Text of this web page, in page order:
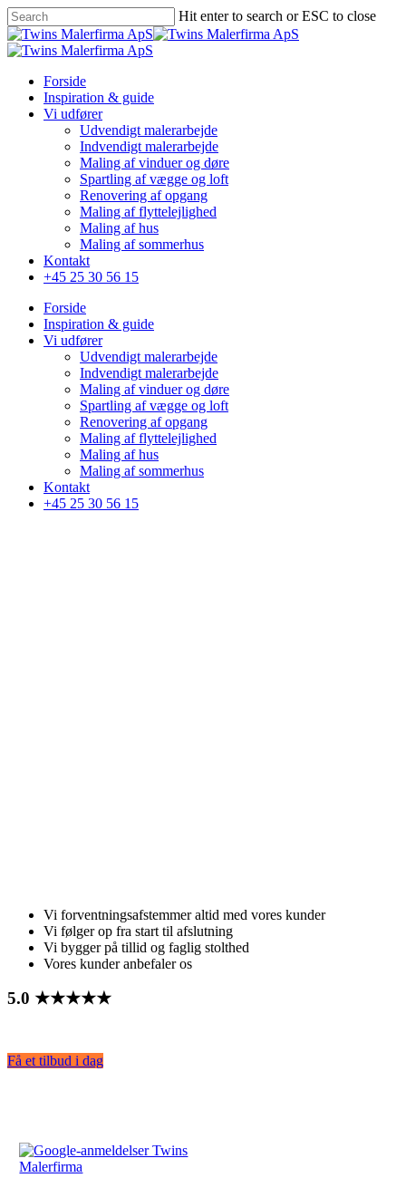
Skip
to
main
Hit enter to search or ESC to close
Close
Search
Menu
Forside
Inspiration & guide
Vi udfører
Udvendigt malerarbejde
Indvendigt malerarbejde
Maling af vinduer og døre
Spartling af vægge og loft
Renovering af opgang
Maling af flyttelejlighed
Maling af hus
Maling af sommerhus
Kontakt
+45 25 30 56 15
Forside
Inspiration & guide
Vi udfører
Udvendigt malerarbejde
Indvendigt malerarbejde
Maling af vinduer og døre
Spartling af vægge og loft
Renovering af opgang
Maling af flyttelejlighed
Maling af hus
Maling af sommerhus
Kontakt
+45 25 30 56 15
Vi forventningsafstemmer altid med vores kunder
Vi følger op fra start til afslutning
Vi bygger på tillid og faglig stolthed
Vores kunder anbefaler os
5.0 ★★★★★
Få et tilbud i dag